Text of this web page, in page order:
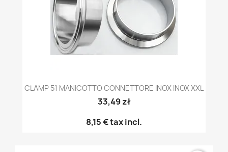
CLAMP 51 MANICOTTO CONNETTORE INOX INOX XXL
33,49 zł
8,15 €tax incl.